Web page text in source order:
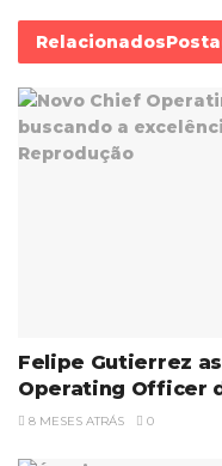
Relacionados
Felipe Gutierrez
Operating Officer
8 MESES ATRÁS 0